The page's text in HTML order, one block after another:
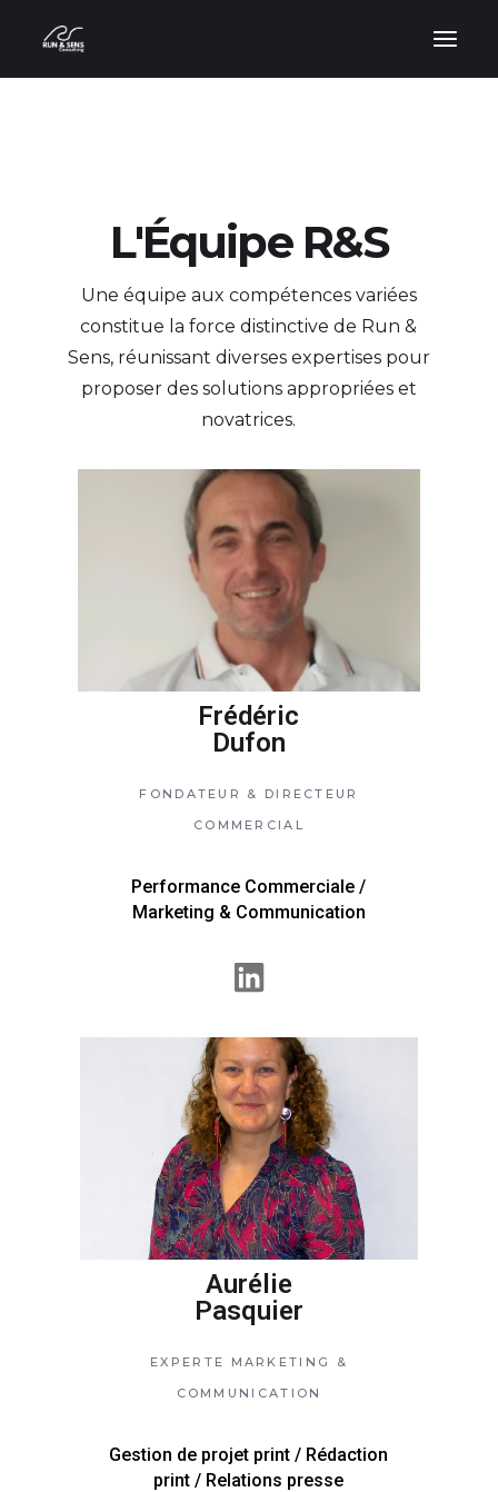
L'Équipe R&S
Une équipe aux compétences variées
constitue la force distinctive de Run &
Sens, réunissant diverses expertises pour
proposer des solutions appropriées et
novatrices.
Frédéric
Dufon
FONDATEUR & DIRECTEUR
COMMERCIAL
Performance Commerciale /
Marketing & Communication
Aurélie
Pasquier
EXPERTE MARKETING &
COMMUNICATION
Gestion de projet print / Rédaction
print / Relations presse